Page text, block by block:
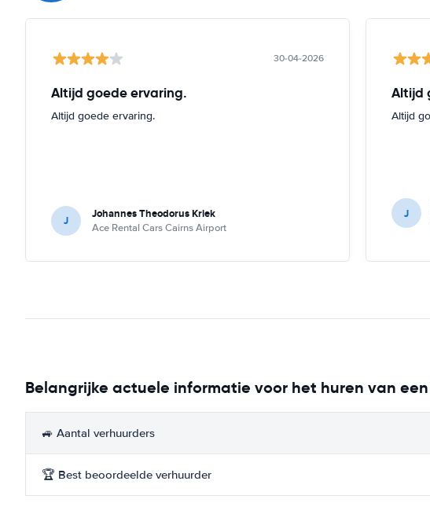
30-04-2026
Altijd goede ervaring.
Altijd goede ervaring.
J Johannes Theodorus Kriek
Ace Rental Cars Cairns Airport
Altijd
Altijd
J
Belangrijke actuele informatie voor het huren van
🚙 Aantal verhuurders
🏆 Best beoordeelde verhuurder